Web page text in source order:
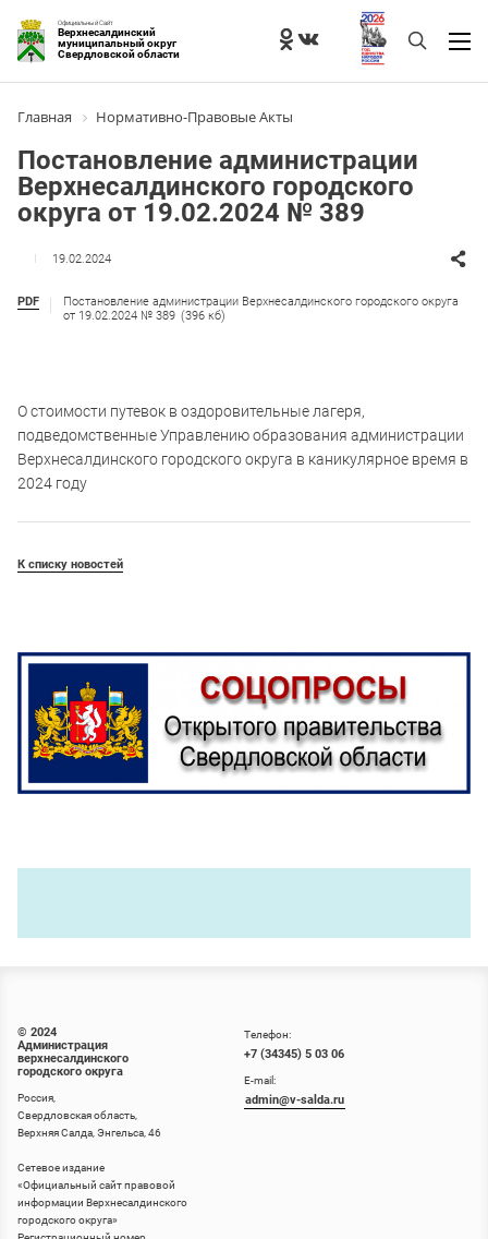
Официальный Сайт
Верхнесалдинский
муниципальный округ
Свердловской области
Главная Нормативно-Правовые Акты
Постановление администрации
Верхнесалдинского городского
округа от 19.02.2024 № 389
19.02.2024
PDF
Постановление администрации Верхнесалдинского городского округа
от 19.02.2024 № 389 (396 кб)
О стоимости путевок в оздоровительные лагеря,
подведомственные Управлению образования администрации
Верхнесалдинского городского округа в каникулярное время в
2024 году
К списку новостей
© 2024
Администрация
верхнесалдинского
городского округа
Россия,
Свердловская область,
Верхняя Салда, Энгельса, 46
Сетевое издание
«Официальный сайт правовой
информации Верхнесалдинского
городского округа»
Телефон:
+7 (34345) 5 03 06
E-mail:
admin@v-salda.ru